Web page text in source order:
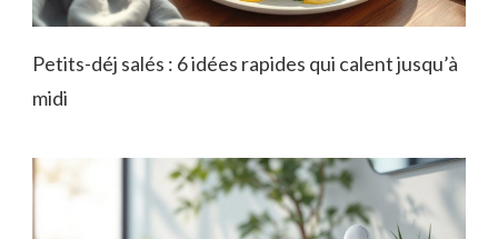
Petits-déj salés : 6 idées rapides qui calent jusqu’à
midi